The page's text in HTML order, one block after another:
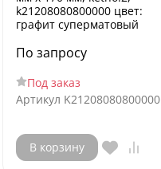
k21208080800000 цвет:
графит суперматовый
По запросу
Под заказ
Артикул K21208080800000
В корзину